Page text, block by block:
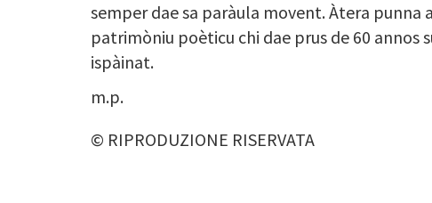
semper dae sa paràula movent. Àtera punna
patrimòniu poèticu chi dae prus de 60 annos
ispàinat.
m.p.
© RIPRODUZIONE RISERVATA